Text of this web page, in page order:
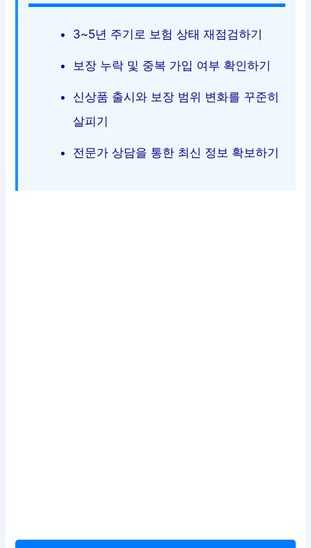
3~5년 주기로 보험 상태 재점검하기
보장 누락 및 중복 가입 여부 확인하기
신상품 출시와 보장 범위 변화를 꾸준히
살피기
전문가 상담을 통한 최신 정보 확보하기